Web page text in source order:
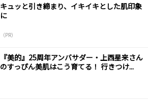
キュッと引き締まり、イキイキとした肌印象
に
（PR）
『美的』25周年アンバサダー・上西星来さん
のすっぴん美肌はこう育てる！ 行きつけ...